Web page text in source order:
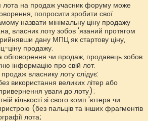
лота на продаж учасник форуму може
попросити зробити свої
назвати мінімальну ціну продажу
лоту зобов 'язаний протягом
дану МПЦ як стартову ціну,
ціну продажу.
обговорення чи продаж, продавець зобов
інформацію про свій лот:
власнику лоту слідує:
використання великих літер або
уваги до лоту);
кількості зі свого комп 'ютера чи
(без пальців та інших фрагментів
лота;